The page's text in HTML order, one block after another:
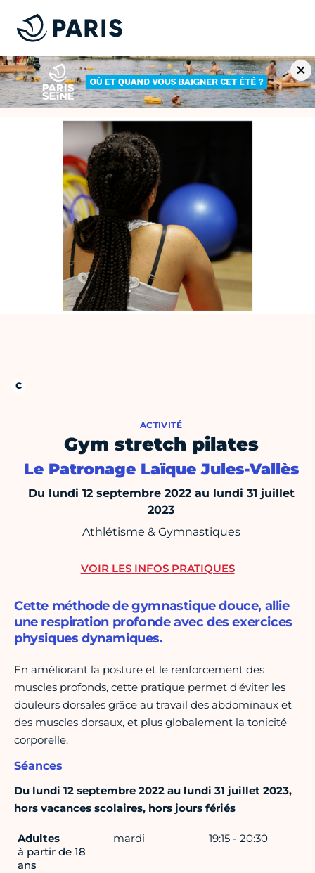
ACTIVITÉ
Gym stretch pilates
Le Patronage Laïque Jules-Vallès
Du lundi 12 septembre 2022 au lundi 31 juillet
2023
Athlétisme & Gymnastiques
Cette méthode de gymnastique douce, allie
une respiration profonde avec des exercices
physiques dynamiques.
En améliorant la posture et le renforcement des
muscles profonds, cette pratique permet d'éviter les
douleurs dorsales grâce au travail des abdominaux et
des muscles dorsaux, et plus globalement la tonicité
corporelle.
Séances
Du lundi 12 septembre 2022 au lundi 31 juillet 2023,
hors vacances scolaires, hors jours fériés
Adultes
à partir de 18
ans
mardi 19:15 - 20:30
VOIR LES INFOS PRATIQUES